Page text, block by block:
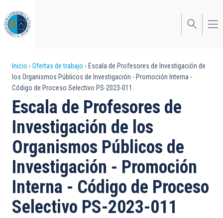
al
contenido
principal
Sobrescribir
enlaces
de
ayuda
a
la
navegación
Inicio Ofertas de trabajo
Escala de Profesores de Investigación de
los Organismos Públicos de Investigación - Promoción Interna -
Código de Proceso Selectivo PS-2023-011
Escala de Profesores de
Investigación de los
Organismos Públicos de
Investigación - Promoción
Interna - Código de Proceso
Selectivo PS-2023-011